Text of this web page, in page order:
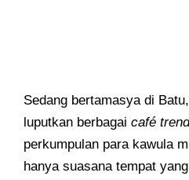
Sedang bertamasya di
luputkan berbagai café
perkumpulan para kawula
hanya suasana tempat